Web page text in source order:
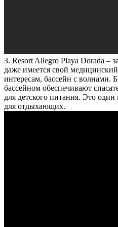
3. Resort Allegro Playa Dorada –
даже имеется свой
интересам, бассейн с волнами.
бассейном обеспечивают
для детского питания. Это
для отдыхающих.